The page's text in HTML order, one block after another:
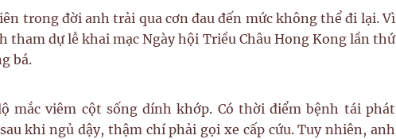
trong đời anh trải qua cơn đau đến mức không thể đi lại. Vì
tham dự lễ khai mạc Ngày hội Triều Châu Hong Kong lần thứ
bá.
mắc viêm cột sống dính khớp. Có thời điểm bệnh tái phát
khi ngủ dậy, thậm chí phải gọi xe cấp cứu. Tuy nhiên, anh